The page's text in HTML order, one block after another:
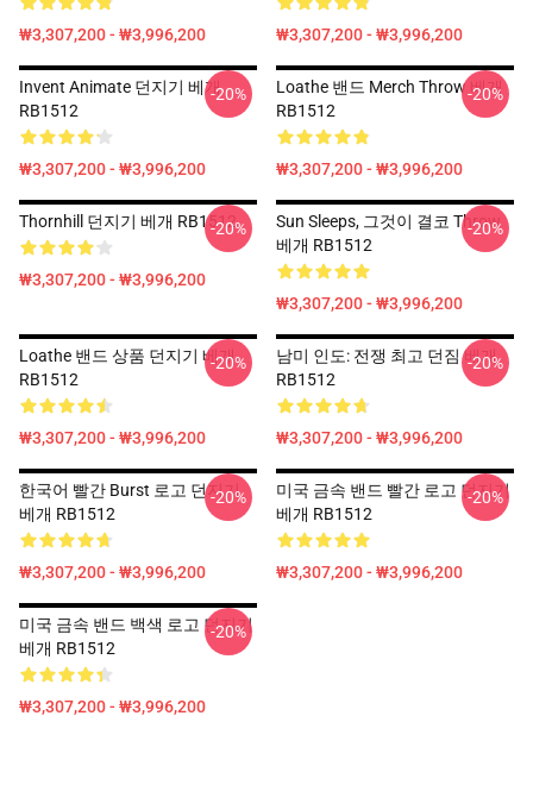
₩3,307,200 - ₩3,996,200 ₩3,307,200 - ₩3,996,200
Invent Animate 던지기 베개
RB1512
₩3,307,200 - ₩3,996,200
-20%
Loathe 밴드 Merch Throw 베개
RB1512
₩3,307,200 - ₩3,996,200
-20%
Thornhill 던지기 베개 RB1512
₩3,307,200 - ₩3,996,200
-20%
Sun Sleeps, 그것이 결코 Throw
베개 RB1512
₩3,307,200 - ₩3,996,200
-20%
Loathe 밴드 상품 던지기 베개
RB1512
₩3,307,200 - ₩3,996,200
-20%
남미 인도: 전쟁 최고 던짐 베개
RB1512
₩3,307,200 - ₩3,996,200
-20%
한국어 빨간 Burst 로고 던지기
베개 RB1512
₩3,307,200 - ₩3,996,200
-20%
미국 금속 밴드 빨간 로고 던지기
베개 RB1512
₩3,307,200 - ₩3,996,200
-20%
미국 금속 밴드 백색 로고 던지기
베개 RB1512
₩3,307,200 - ₩3,996,200
-20%